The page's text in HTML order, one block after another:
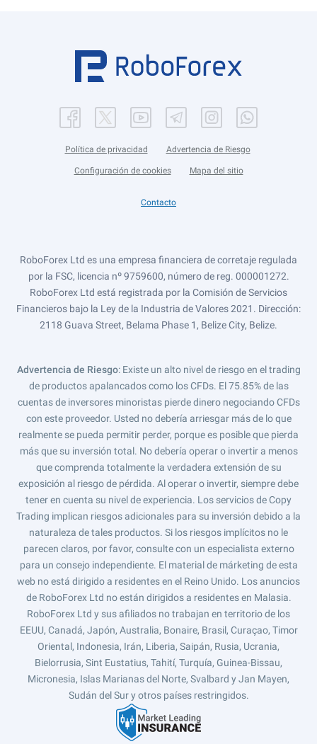
Política de privacidad Advertencia de Riesgo
Configuración de cookies Mapa del sitio
Contacto
RoboForex Ltd es una empresa financiera de corretaje regulada
por la FSC, licencia nº 9759600, número de reg. 000001272.
RoboForex Ltd está registrada por la Comisión de Servicios
Financieros bajo la Ley de la Industria de Valores 2021. Dirección:
2118 Guava Street, Belama Phase 1, Belize City, Belize.
Advertencia de Riesgo: Existe un alto nivel de riesgo en el trading
de productos apalancados como los CFDs. El 75.85% de las
cuentas de inversores minoristas pierde dinero negociando CFDs
con este proveedor. Usted no debería arriesgar más de lo que
realmente se pueda permitir perder, porque es posible que pierda
más que su inversión total. No debería operar o invertir a menos
que comprenda totalmente la verdadera extensión de su
exposición al riesgo de pérdida. Al operar o invertir, siempre debe
tener en cuenta su nivel de experiencia. Los servicios de Copy
Trading implican riesgos adicionales para su inversión debido a la
naturaleza de tales productos. Si los riesgos implícitos no le
parecen claros, por favor, consulte con un especialista externo
para un consejo independiente. El material de márketing de esta
web no está dirigido a residentes en el Reino Unido. Los anuncios
de RoboForex Ltd no están dirigidos a residentes en Malasia.
RoboForex Ltd y sus afiliados no trabajan en territorio de los
EEUU, Canadá, Japón, Australia, Bonaire, Brasil, Curaçao, Timor
Oriental, Indonesia, Irán, Liberia, Saipán, Rusia, Ucrania,
Bielorrusia, Sint Eustatius, Tahití, Turquía, Guinea-Bissau,
Micronesia, Islas Marianas del Norte, Svalbard y Jan Mayen,
Sudán del Sur y otros países restringidos.